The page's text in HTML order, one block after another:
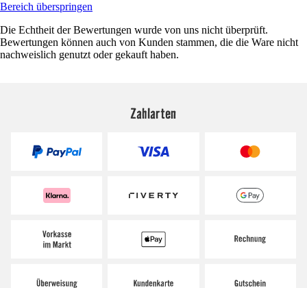
Bereich überspringen
Die Echtheit der Bewertungen wurde von uns nicht überprüft.
Bewertungen können auch von Kunden stammen, die die Ware nicht
nachweislich genutzt oder gekauft haben.
Zahlarten